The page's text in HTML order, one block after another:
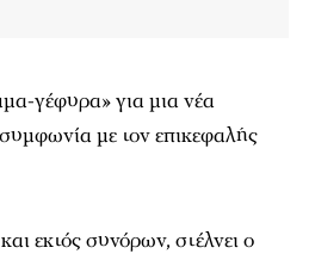
γέφυρα» για μια νέα
με τον επικεφαλής
εκτός συνόρων, στέλνει ο